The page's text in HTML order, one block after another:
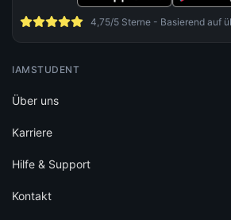
4,75/5 Sterne - Basierend auf
IAMSTUDENT
Über uns
Karriere
Hilfe & Support
Kontakt